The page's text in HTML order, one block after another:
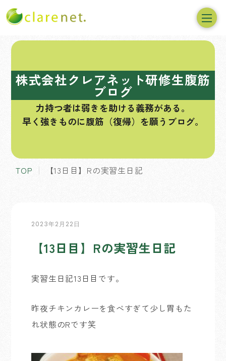
株式会社クレアネット研修生腹筋
ブログ
力持つ者は弱きを助ける義務がある。
早く強きものに腹筋（復帰）を願うブログ。
TOP 【13日目】Rの実習生日記
2023年2月22日
【13日目】Rの実習生日記
実習生日記13日目です。
昨夜チキンカレーを食べすぎて少し胃もた
れ状態のRです笑